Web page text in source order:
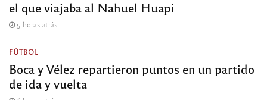
el que viajaba al Nahuel Huapi
5 horas atrás
FÚTBOL
Boca y Vélez repartieron puntos en un partido
de ida y vuelta